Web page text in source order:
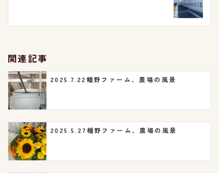
シ
ョ
ン
関連記事
2025.7.22幡野ファーム、農場の風景
2025.5.27幡野ファーム、農場の風景